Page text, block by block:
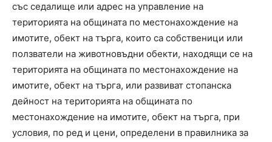
със седалище или адрес на управление на
територията на общината по местонахождение на
имотите, обект на търга, които са собственици или
ползватели на животновъдни обекти, находящи се на
територията на общината по местонахождение на
имотите, обект на търга, или развиват стопанска
дейност на територията на общината по
местонахождение на имотите, обект на търга, при
условия, по ред и цени, определени в правилника за